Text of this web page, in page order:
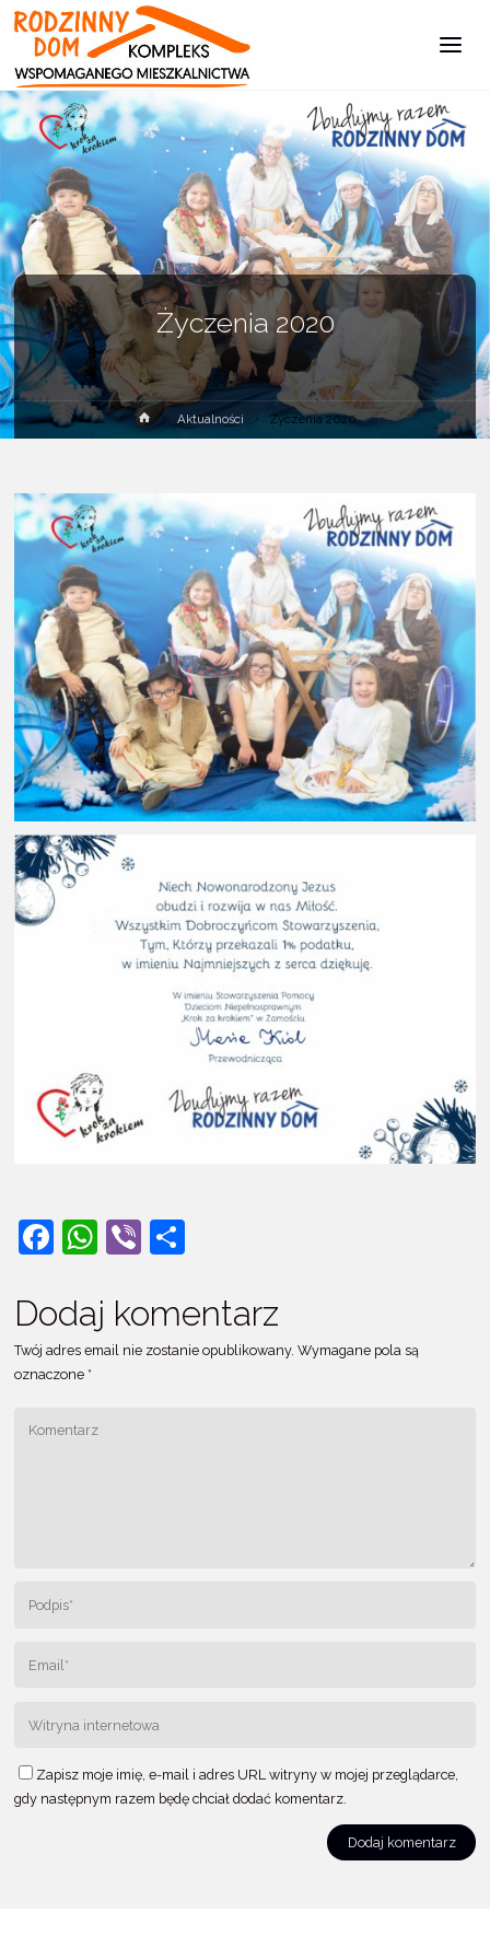
Życzenia 2020
Strona
główna
Aktualności Życzenia 2020
F
c
e
b
o
W
at
s
p
Vi
er
S
ar
e
Dodaj komentarz
Twój adres email nie zostanie opublikowany. Wymagane pola są
oznaczone *
Zapisz moje imię, e-mail i adres URL witryny w mojej przeglądarce,
gdy następnym razem będę chciał dodać komentarz.